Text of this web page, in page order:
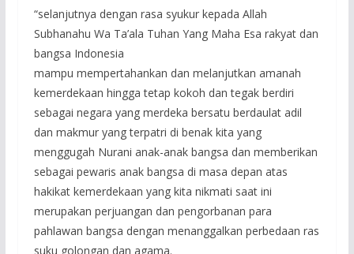
“selanjutnya dengan rasa syukur kepada Allah
Subhanahu Wa Ta’ala Tuhan Yang Maha Esa rakyat dan
bangsa Indonesia
mampu mempertahankan dan melanjutkan amanah
kemerdekaan hingga tetap kokoh dan tegak berdiri
sebagai negara yang merdeka bersatu berdaulat adil
dan makmur yang terpatri di benak kita yang
menggugah Nurani anak-anak bangsa dan memberikan
sebagai pewaris anak bangsa di masa depan atas
hakikat kemerdekaan yang kita nikmati saat ini
merupakan perjuangan dan pengorbanan para
pahlawan bangsa dengan menanggalkan perbedaan ras
suku golongan dan agama.